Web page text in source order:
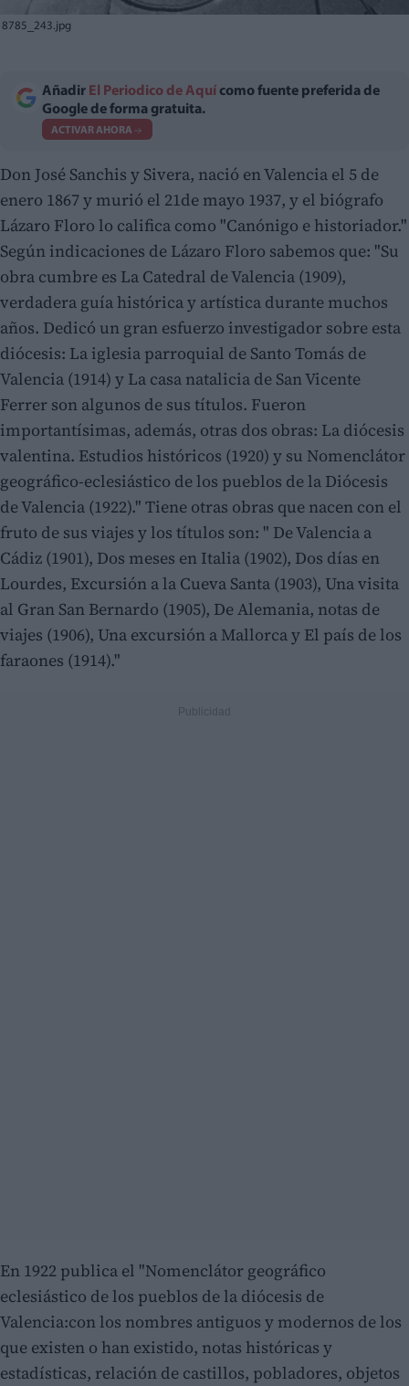
8785_243.jpg
Añadir El Periodico de Aquí como fuente preferida de
Google de forma gratuita.
ACTIVAR AHORA
Don José Sanchis y Sivera, nació en Valencia el 5 de
enero 1867 y murió el 21de mayo 1937, y el biógrafo
Lázaro Floro lo califica como "Canónigo e historiador."
Según indicaciones de Lázaro Floro sabemos que: "Su
obra cumbre es La Catedral de Valencia (1909),
verdadera guía histórica y artística durante muchos
años. Dedicó un gran esfuerzo investigador sobre esta
diócesis: La iglesia parroquial de Santo Tomás de
Valencia (1914) y La casa natalicia de San Vicente
Ferrer son algunos de sus títulos. Fueron
importantísimas, además, otras dos obras: La diócesis
valentina. Estudios históricos (1920) y su Nomenclátor
geográfico-eclesiástico de los pueblos de la Diócesis
de Valencia (1922)." Tiene otras obras que nacen con el
fruto de sus viajes y los títulos son: " De Valencia a
Cádiz (1901), Dos meses en Italia (1902), Dos días en
Lourdes, Excursión a la Cueva Santa (1903), Una visita
al Gran San Bernardo (1905), De Alemania, notas de
viajes (1906), Una excursión a Mallorca y El país de los
faraones (1914)."
En 1922 publica el "Nomenclátor geográfico
eclesiástico de los pueblos de la diócesis de
Valencia:con los nombres antiguos y modernos de los
que existen o han existido, notas históricas y
estadísticas, relación de castillos, pobladores, objetos